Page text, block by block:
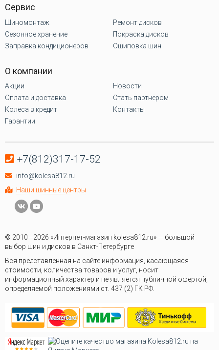
Сервис
Шиномонтаж
Сезонное хранение
Заправка кондиционеров
Ремонт дисков
Покраска дисков
Ошиповка шин
О компании
Акции
Оплата и доставка
Колеса в кредит
Гарантии
Новости
Стать партнёром
Контакты
+7(812)317-17-52
info@kolesa812.ru
Наши шинные центры
© 2010—2026 «Интернет-магазин kolesa812.ru» — большой
выбор шин и дисков в Санкт-Петербурге
Вся представленная на сайте информация, касающаяся
стоимости, количества товаров и услуг, носит
информационный характер и не является публичной офертой,
определяемой положениями ст. 437 (2) ГК РФ.